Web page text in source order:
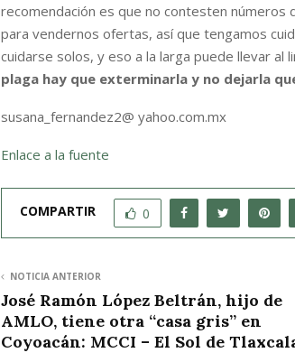
recomendación es que no contesten números
para vendernos ofertas, así que tengamos
cuidarse solos, y eso a la larga puede llevar al
plaga hay que exterminarla y no dejarla
susana_fernandez2@ yahoo.com.mx
Enlace a la fuente
COMPARTIR 0
NOTICIA ANTERIOR
José Ramón López Beltrán, hijo de
AMLO, tiene otra “casa gris” en
Coyoacán: MCCI – El Sol de